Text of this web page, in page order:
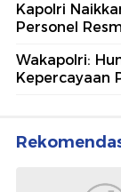
Kapolri
Personel
Wakapolri:
Kepercayaan